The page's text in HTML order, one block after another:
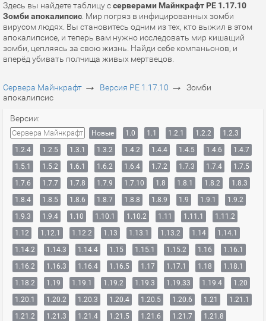
Здесь вы найдете таблицу ссерверами Майнкрафт PE 1.17.10
Зомби апокалипсис . Мир погряз в инфицированных зомби
вирусом людях. Вы становитесь одним из тех, кто выжил в этом
апокалипсисе, и теперь вам нужно исследовать мир кишащий
зомби, цепляясь за свою жизнь. Найди себе компаньонов, и
вперёд убивать полчища живых мертвецов.
Сервера Майнкрафт → Версия PE 1.17.10 →
Зомби
апокалипсис
Версии:
Сервера Майнкрафт Новые 1.0 1.1 1.2.1 1.2.2
1.2.3
1.2.4
1.2.5 1.3.1 1.3.2 1.4.2 1.4.4 1.4.5 1.4.6
1.4.7
1.5.1
1.5.2 1.6.1 1.6.2 1.6.4 1.7.2 1.7.3 1.7.4
1.7.5
1.7.6
1.7.7 1.7.8 1.7.9 1.7.10 1.8 1.8.1 1.8.2
1.8.3
1.8.4
1.8.5 1.8.6 1.8.7 1.8.8 1.8.9 1.9 1.9.1
1.9.2
1.9.3
1.9.4 1.10 1.10.1 1.10.2 1.11 1.11.1
1.11.2
1.12
1.12.1 1.12.2 1.13 1.13.1 1.13.2 1.14
1.14.1
1.14.2
1.14.3 1.14.4 1.15 1.15.1 1.15.2 1.16
1.16.1
1.16.2
1.16.3 1.16.4 1.16.5 1.17 1.17.1 1.18
1.18.1
1.18.2
1.19 1.19.1 1.19.2 1.19.3 1.19.33 1.19.4
1.20
1.20.1
1.20.2 1.20.3 1.20.4 1.20.5 1.20.6 1.21
1.21.1
1.21.2
1.21.3 1.21.4 1.21.5 1.21.6 1.21.7
1.21.8